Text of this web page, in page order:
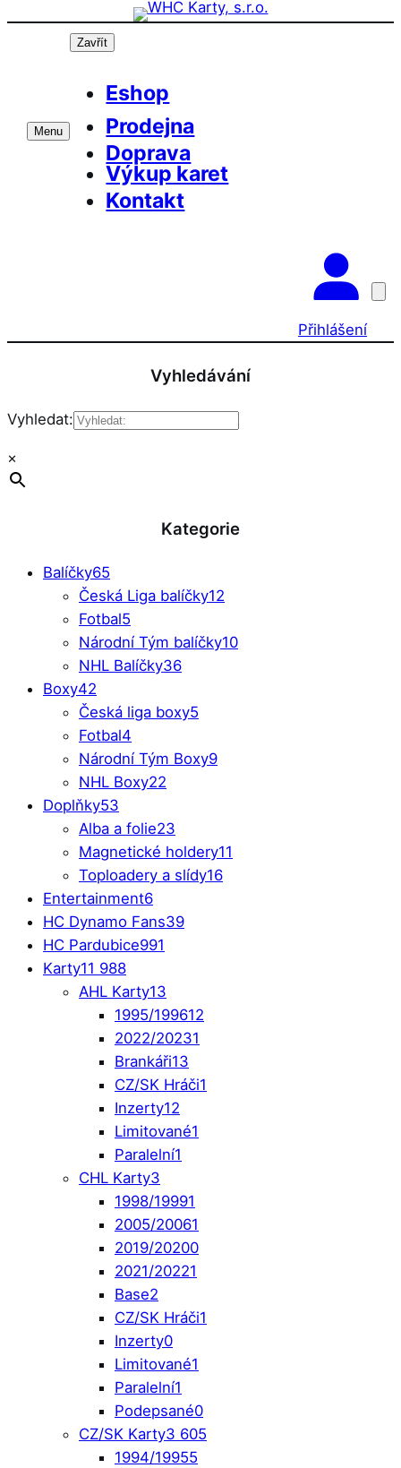
Přeskočit
Menu
Zavřít
Eshop
Prodejna
Doprava
Výkup karet
Kontakt
Přihlášení
Vyhledávání
Vyhledat:
×
Kategorie
Balíčky65
Česká Liga balíčky12
Fotbal5
Národní Tým balíčky10
NHL Balíčky36
Boxy42
Česká liga boxy5
Fotbal4
Národní Tým Boxy9
NHL Boxy22
Doplňky53
Alba a folie23
Magnetické holdery11
Toploadery a slídy16
Entertainment6
HC Dynamo Fans39
HC Pardubice991
Karty11 988
AHL Karty13
1995/199612
2022/20231
Brankáři13
CZ/SK Hráči1
Inzerty12
Limitované1
Paralelní1
CHL Karty3
1998/19991
2005/20061
2019/20200
2021/20221
Base2
CZ/SK Hráči1
Inzerty0
Limitované1
Paralelní1
Podepsané0
CZ/SK Karty3 605
1994/19955